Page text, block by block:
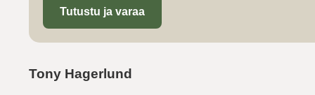
Tutustu ja varaa
Tony Hagerlund